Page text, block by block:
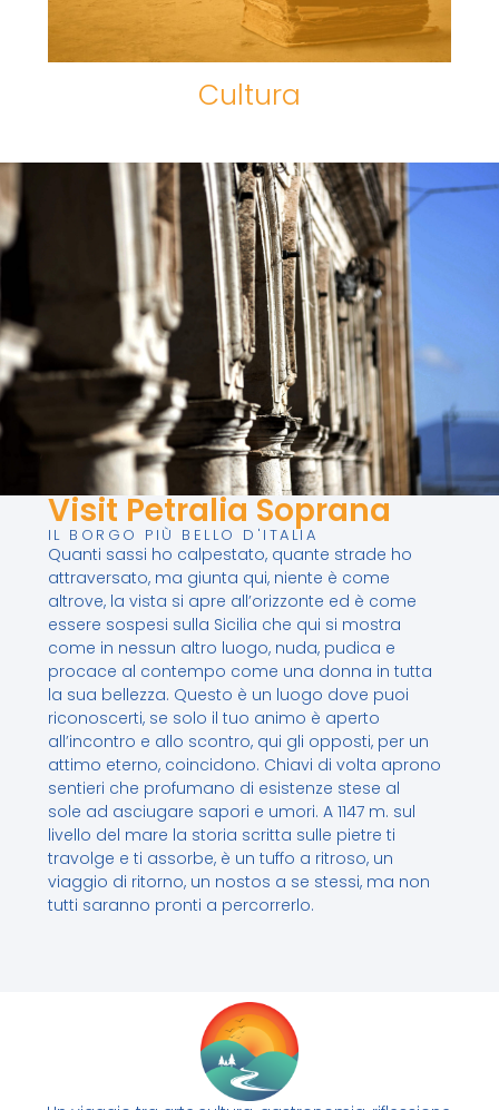
Cultura
Visit Petralia Soprana
IL BORGO PIÙ BELLO D'ITALIA
Quanti sassi ho calpestato, quante strade ho
attraversato, ma giunta qui, niente è come
altrove, la vista si apre all’orizzonte ed è come
essere sospesi sulla Sicilia che qui si mostra
come in nessun altro luogo, nuda, pudica e
procace al contempo come una donna in tutta
la sua bellezza. Questo è un luogo dove puoi
riconoscerti, se solo il tuo animo è aperto
all’incontro e allo scontro, qui gli opposti, per un
attimo eterno, coincidono. Chiavi di volta aprono
sentieri che profumano di esistenze stese al
sole ad asciugare sapori e umori. A 1147 m. sul
livello del mare la storia scritta sulle pietre ti
travolge e ti assorbe, è un tuffo a ritroso, un
viaggio di ritorno, un nostos a se stessi, ma non
tutti saranno pronti a percorrerlo.